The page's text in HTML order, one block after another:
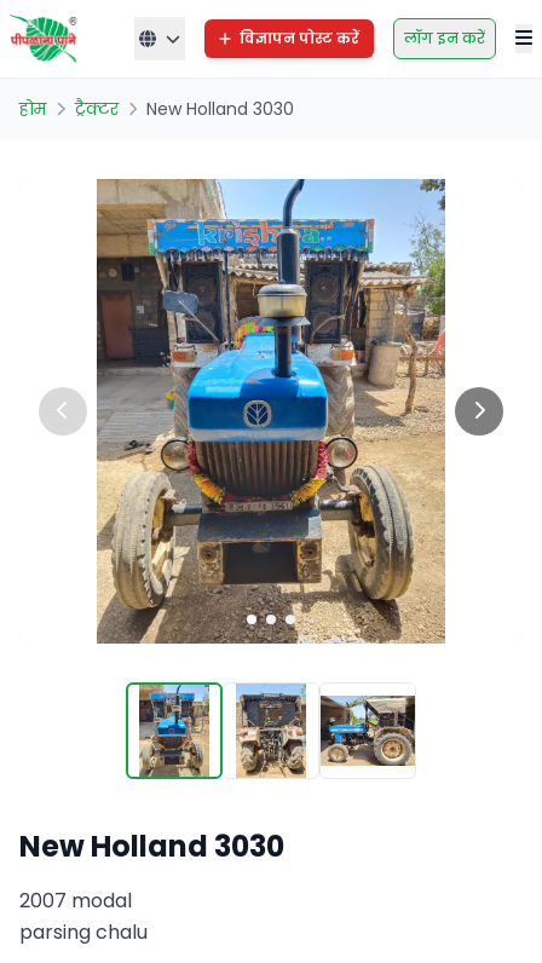
विज्ञापन पोस्ट करें लॉग इन करें
होम ट्रैक्टर New Holland 3030
New Holland 3030
2007 modal
parsing chalu